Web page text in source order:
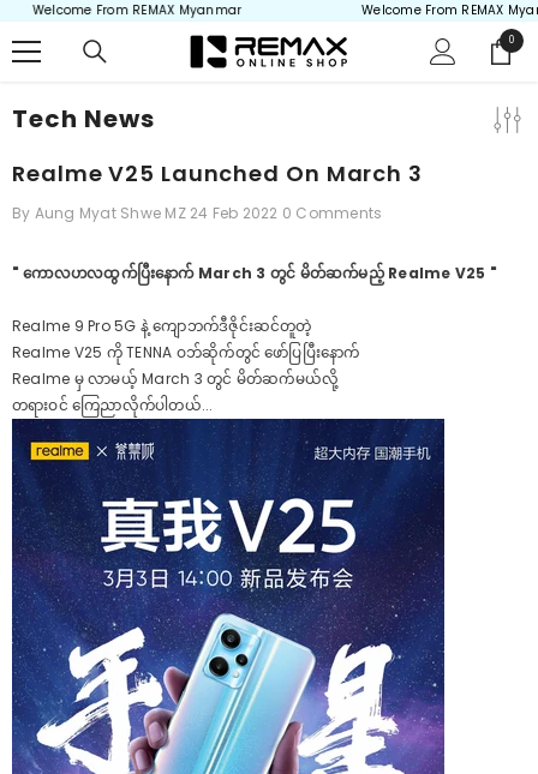
Skip to content
Welcome From REMAX Myanmar Welcome From REMAX
00
items
Tech News
Realme V25 Launched On March 3
By Aung Myat Shwe MZ 24 Feb 2022 0 Comments
" ကောလဟလထွက်ပြီးနောက် March 3 တွင် မိတ်ဆက်မည့် Realme V25 "
Realme 9 Pro 5G နဲ့ ကျောဘက်ဒီဇိုင်းဆင်တူတဲ့
Realme V25 ကို TENNA ဝဘ်ဆိုက်တွင် ဖော်ပြပြီးနောက်
Realme မှ လာမယ့် March 3 တွင် မိတ်ဆက်မယ်လို့
တရားဝင် ကြေညာလိုက်ပါတယ်...